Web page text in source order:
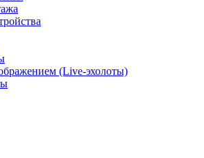
(Live-эхолоты)